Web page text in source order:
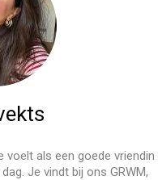
als een goede vriendin
Je vindt bij ons GRWM,